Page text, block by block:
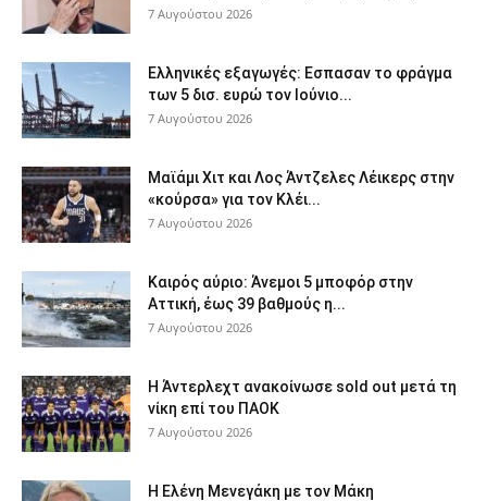
7 Αυγούστου 2026
Ελληνικές εξαγωγές: Εσπασαν το φράγμα
των 5 δισ. ευρώ τον Ιούνιο...
7 Αυγούστου 2026
Μαϊάμι Χιτ και Λος Άντζελες Λέικερς στην
«κούρσα» για τον Κλέι...
7 Αυγούστου 2026
Καιρός αύριο: Άνεμοι 5 μποφόρ στην
Αττική, έως 39 βαθμούς η...
7 Αυγούστου 2026
Η Άντερλεχτ ανακοίνωσε sold out μετά τη
νίκη επί του ΠΑΟΚ
7 Αυγούστου 2026
Η Ελένη Μενεγάκη με τον Μάκη